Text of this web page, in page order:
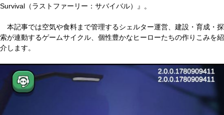
Survival（ラストファーリー：サバイバル）』。
本記事では空気や食料まで管理するシェルター運営、建設・育成・探
索が連動するゲームサイクル、個性豊かなヒーローたちの作りこみを紹
介します。